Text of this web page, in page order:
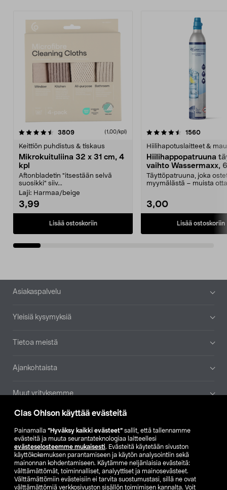
Clas Ohlson käyttää evästeitä
Painamalla ”Hyväksy kaikki evästeet” sallit, että tallennamme
evästeitä ja muuta seurantateknologiaa laitteellesi
evästeselosteemme mukaisesti. Evästeitä käytetään sivuston
käyttökokemuksen parantamiseen ja käytön analysointiin sekä
mainonnan kohdentamiseen. Käytämme neljänlaisia evästeitä:
välttämättömät, toiminnalliset, analyyttiset ja mainosevästeet.
Välttämättömiin evästeisiin ei tarvita suostumustasi, sillä ne ovat
välttämättömiä verkkosivuston sisällön toimimisen kannalta. Voit
3809arvostelut (1,00/kpl)
Keittiön puhdistus & tiskaus
Mikrokuituliina 32 x 31 cm, 4
kpl
Aftonbladetin "itsestään selvä
suosikki" siiv...
Laji: Harmaa/beige
3,99
Lisää ostoskoriin
4.5viidestä
1560
Hiilihapotuslaitteet &
Hiilihappopatruuna
vaihto Wassermaxx,
Täyttöpatruuna, joka
myymälästä – muista
3,00
Lisää ostoskoriin
4.5viidestä
Alatunniste
Asiakaspalvelu
Yleisiä kysymyksiä
Tietoa meistä
Ajankohtaista
Muut yrityksemme
Etsi myymälä
SE NO FI
FI SV